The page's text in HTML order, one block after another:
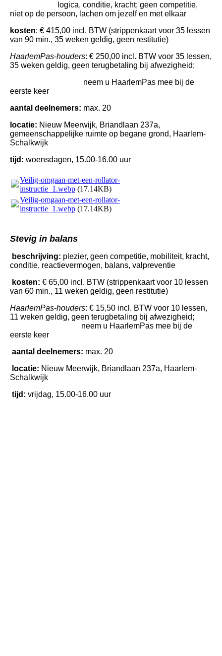
logica, conditie, kracht; geen competitie,
niet op de persoon, lachen om jezelf en met elkaar
kosten: € 415,00 incl. BTW (strippenkaart voor 35 lessen
van 90 min., 35 weken geldig, geen restitutie)
HaarlemPas-houders: € 250,00 incl. BTW voor 35 lessen,
35 weken geldig, geen terugbetaling bij afwezigheid;
neem u HaarlemPas mee bij de
eerste keer
aantal deelnemers: max. 20
locatie: Nieuw Meerwijk, Briandlaan 237a,
gemeenschappelijke ruimte op begane grond, Haarlem-
Schalkwijk
tijd: woensdagen, 15.00-16.00 uur
Veilig-omgaan-met-een-rollator-
instructie_1.webp (17.14KB)
Veilig-omgaan-met-een-rollator-
instructie_1.webp (17.14KB)
Stevig in balans
beschrijving: plezier, geen competitie, mobiliteit, kracht,
conditie, reactievermogen, balans, valpreventie
kosten: € 65,00 incl. BTW (strippenkaart voor 10 lessen
van 60 min., 11 weken geldig, geen restitutie)
HaarlemPas-houders: € 15,50 incl. BTW voor 10 lessen,
11 weken geldig, geen terugbetaling bij afwezigheid;
neem u HaarlemPas mee bij de
eerste keer
aantal deelnemers: max. 20
locatie: Nieuw Meerwijk, Briandlaan 237a, Haarlem-
Schalkwijk
tijd: vrijdag, 15.00-16.00 uur